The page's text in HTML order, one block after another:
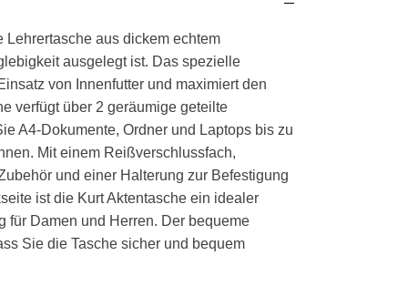
Lehrertasche aus dickem echtem
ausgelegt ist. Das spezielle
von Innenfutter und maximiert den
verfügt über 2 geräumige geteilte
A4-Dokumente, Ordner und Laptops bis zu
Mit einem Reißverschlussfach,
und einer Halterung zur Befestigung
ist die Kurt Aktentasche ein idealer
für Damen und Herren. Der bequeme
Sie die Tasche sicher und bequem